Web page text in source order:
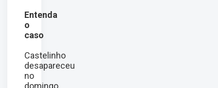
Entenda
o
caso
Castelinho
desapareceu
no
domingo,